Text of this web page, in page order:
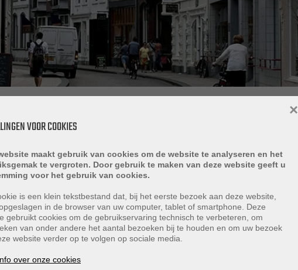
Min. prijs Max. prijs
VOOR COOKIES
maakt gebruik van cookies om de website te analyseren en het
te vergroten. Door gebruik te maken van deze website geeft u
voor het gebruik van cookies.
is een klein tekstbestand dat, bij het eerste bezoek aan deze website,
in de browser van uw computer, tablet of smartphone. Deze
gebruikt cookies om de gebruikservaring technisch te verbeteren, om
van onder andere het aantal bezoeken bij te houden en om uw bezoek
website verder op te volgen op sociale media.
over onze cookies
×